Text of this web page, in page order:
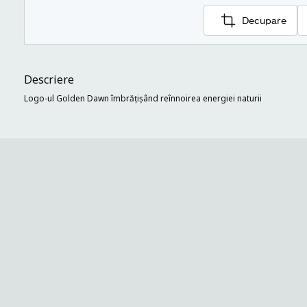
Decupare
Descriere
Logo-ul Golden Dawn îmbrățișând reînnoirea energiei naturii